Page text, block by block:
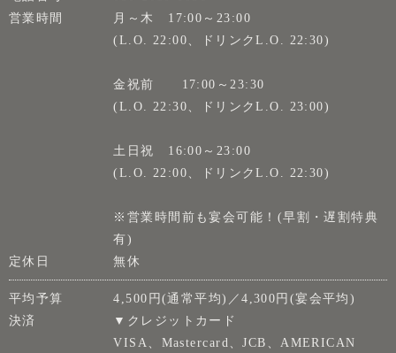
営業時間
月～木 17:00～23:00
(L.O. 22:00、ドリンクL.O. 22:30)
金祝前 17:00～23:30
(L.O. 22:30、ドリンクL.O. 23:00)
土日祝 16:00～23:00
(L.O. 22:00、ドリンクL.O. 22:30)
※営業時間前も宴会可能！(早割・遅割特典
有)
定休日
無休
平均予算
4,500円(通常平均)／4,300円(宴会平均)
決済
▼クレジットカード
VISA、Mastercard、JCB、AMERICAN